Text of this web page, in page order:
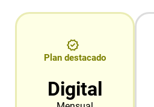
Plan destacado
Digital